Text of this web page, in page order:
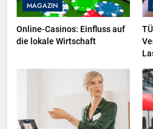
MAGAZIN
Online-Casinos: Einfluss auf
die lokale Wirtschaft